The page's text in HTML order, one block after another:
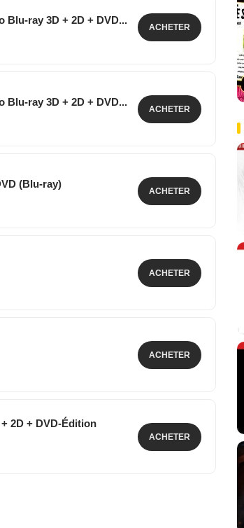
Blu-ray 3D + 2D + DVD...
ACHETER
Blu-ray 3D + 2D + DVD...
ACHETER
(Blu-ray)
ACHETER
ACHETER
ACHETER
2D + DVD-Édition
ACHETER